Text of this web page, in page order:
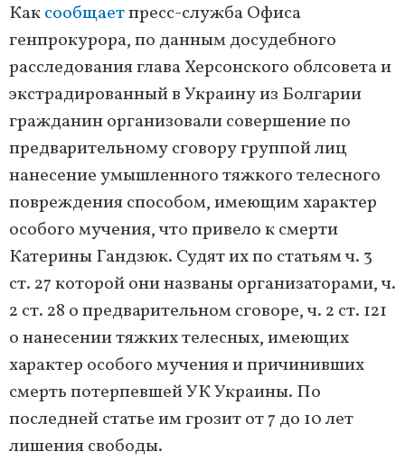
Каксообщаетпресс-служба Офиса
генпрокурора, по данным досудебного
расследования глава Херсонского облсовета и
экстрадированный в Украину из Болгарии
гражданин организовали совершение по
предварительному сговору группой лиц
нанесение умышленного тяжкого телесного
повреждения способом, имеющим характер
особого мучения, что привело к смерти
Катерины Гандзюк. Судят их по статьям ч. 3
ст. 27 которой они названы организаторами, ч.
2 ст. 28 о предварительном сговоре, ч. 2 ст. 121
о нанесении тяжких телесных, имеющих
характер особого мучения и причинивших
смерть потерпевшей УК Украины. По
последней статье им грозит от 7 до 10 лет
лишения свободы.